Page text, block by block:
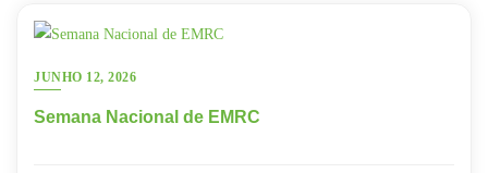
JUNHO 12, 2026
Semana Nacional de EMRC